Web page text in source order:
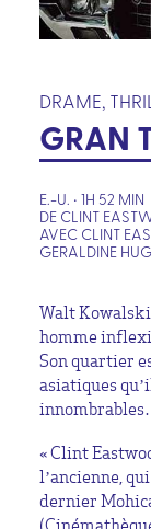
DRAME,
GRAN
E.-U. • 1H 52 MIN
DE CLINT
AVEC CLINT
GERALDINE
Walt Kowalski
homme
Son quartier
asiatiques
« Clint
l’ancienne,
dernier